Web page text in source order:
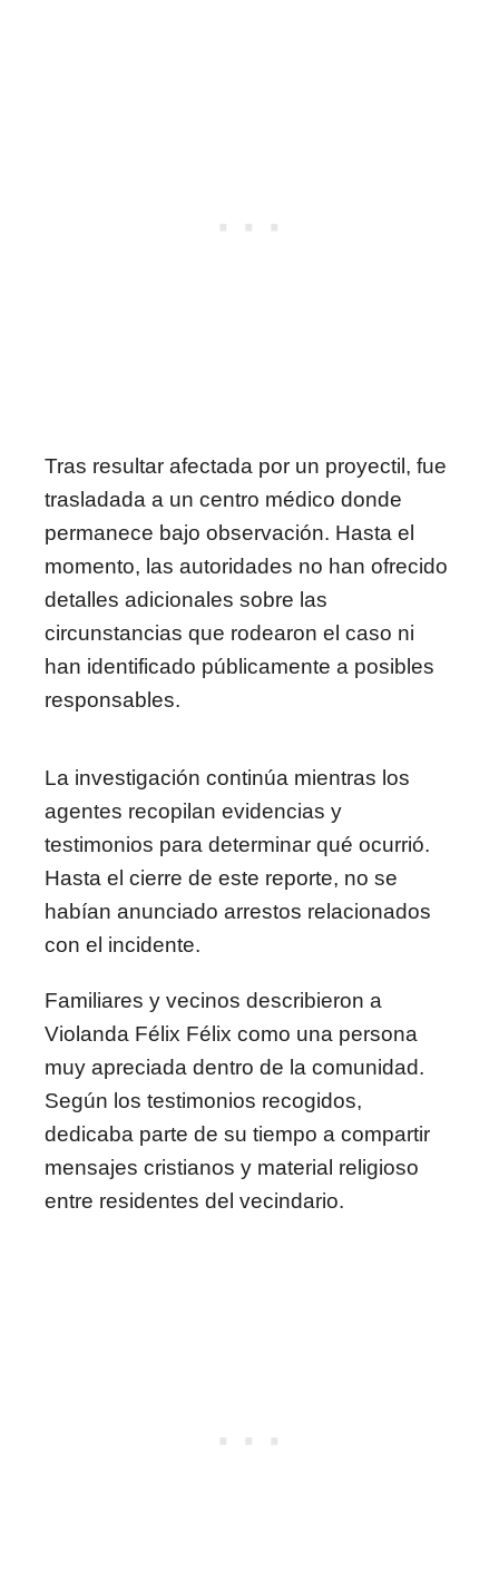
Tras resultar afectada por un proyectil, fue
trasladada a un centro médico donde
permanece bajo observación. Hasta el
momento, las autoridades no han ofrecido
detalles adicionales sobre las
circunstancias que rodearon el caso ni
han identificado públicamente a posibles
responsables.
La investigación continúa mientras los
agentes recopilan evidencias y
testimonios para determinar qué ocurrió.
Hasta el cierre de este reporte, no se
habían anunciado arrestos relacionados
con el incidente.
Familiares y vecinos describieron a
Violanda Félix Félix como una persona
muy apreciada dentro de la comunidad.
Según los testimonios recogidos,
dedicaba parte de su tiempo a compartir
mensajes cristianos y material religioso
entre residentes del vecindario.